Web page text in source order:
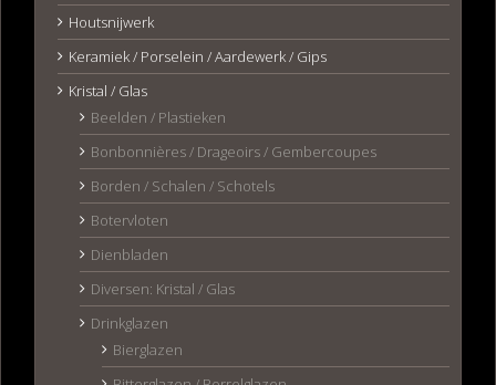
Houtsnijwerk
Keramiek / Porselein / Aardewerk / Gips
Kristal / Glas
Beelden / Plastieken
Bonbonnières / Drageoirs / Gembercoupes
Borden / Schalen / Schotels
Botervloten
Dienbladen
Diversen: Kristal / Glas
Drinkglazen
Bierglazen